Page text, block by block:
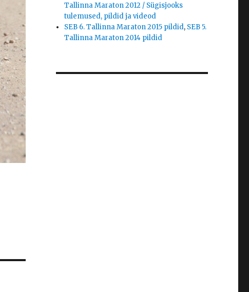
Tallinna Maraton 2012 / Sügisjooks
tulemused, pildid ja videod
SEB 6. Tallinna Maraton 2015 pildid, SEB 5.
Tallinna Maraton 2014 pildid